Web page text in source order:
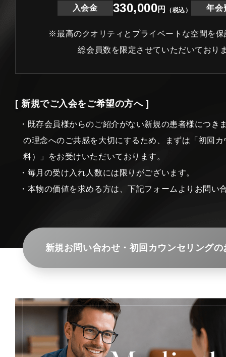
入会金 330,000円 （税込） 年会
※最高のクオリティとプライベートな空間を保
総会員数を限定させていただいており
[ 新規でご入会をご希望の方へ ]
・既存会員様からのご紹介がない新規の患者様につき
の理念へのご共感を大切にするため、まずは「初回
料）」をお受けいただいております。
・毎月の受け入れ人数には限りがございます。
・本物の価値を求める方は、下記フォームよりお問い
新規お問い合わせ・初回カウンセリングの